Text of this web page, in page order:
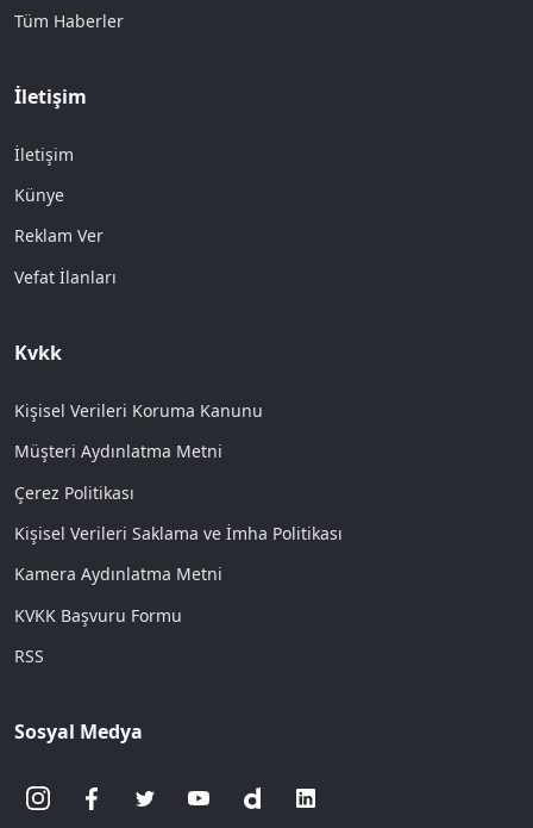
Tüm Haberler
İletişim
İletişim
Künye
Reklam Ver
Vefat İlanları
Kvkk
Kişisel Verileri Koruma Kanunu
Müşteri Aydınlatma Metni
Çerez Politikası
Kişisel Verileri Saklama ve İmha Politikası
Kamera Aydınlatma Metni
KVKK Başvuru Formu
RSS
Sosyal Medya